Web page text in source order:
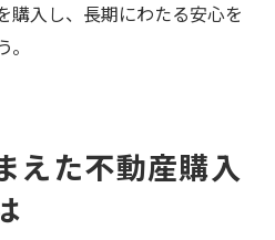
購入し、長期にわたる安心を
えた不動産購入